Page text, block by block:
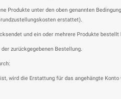
Produkte unter den oben genannten
erstattet).
und ein oder mehrere Produkte
zurückgegebenen Bestellung.
wird die Erstattung für das angehängte